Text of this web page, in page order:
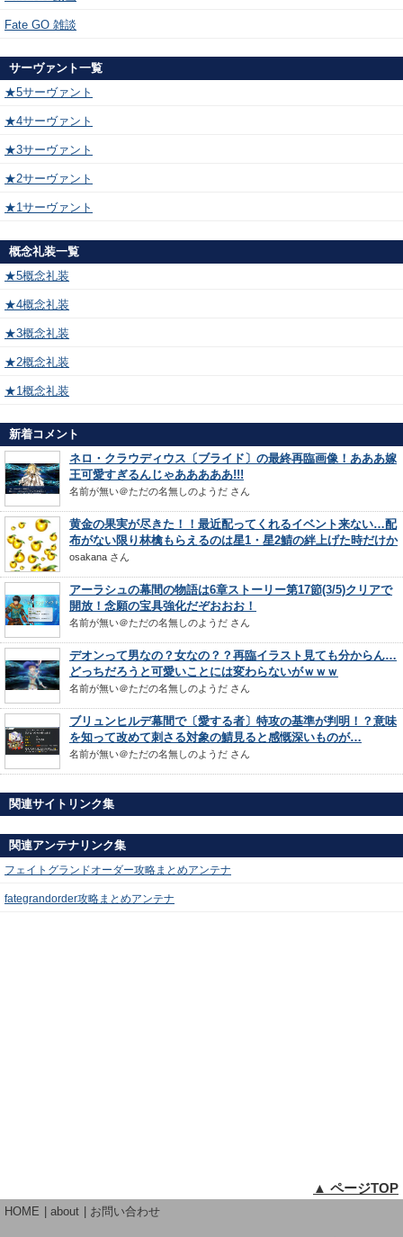
Fate GO 雑談
サーヴァント一覧
★5サーヴァント
★4サーヴァント
★3サーヴァント
★2サーヴァント
★1サーヴァント
概念礼装一覧
★5概念礼装
★4概念礼装
★3概念礼装
★2概念礼装
★1概念礼装
新着コメント
ネロ・クラウディウス〔ブライド〕の最終再臨画像！あああ嫁
王可愛すぎるんじゃあああああ!!!
名前が無い＠ただの名無しのようだ さん
黄金の果実が尽きた！！最近配ってくれるイベント来ない…配
布がない限り林檎もらえるのは星1・星2鯖の絆上げた時だけか
osakana さん
アーラシュの幕間の物語は6章ストーリー第17節(3/5)クリアで
開放！念願の宝具強化だぞおおお！
名前が無い＠ただの名無しのようだ さん
デオンって男なの？女なの？？再臨イラスト見ても分からん…
どっちだろうと可愛いことには変わらないがｗｗｗ
名前が無い＠ただの名無しのようだ さん
ブリュンヒルデ幕間で〔愛する者〕特攻の基準が判明！？意味
を知って改めて刺さる対象の鯖見ると感慨深いものが…
名前が無い＠ただの名無しのようだ さん
関連サイトリンク集
関連アンテナリンク集
フェイトグランドオーダー攻略まとめアンテナ
fategrandorder攻略まとめアンテナ
▲ ページTOP
HOME about お問い合わせ